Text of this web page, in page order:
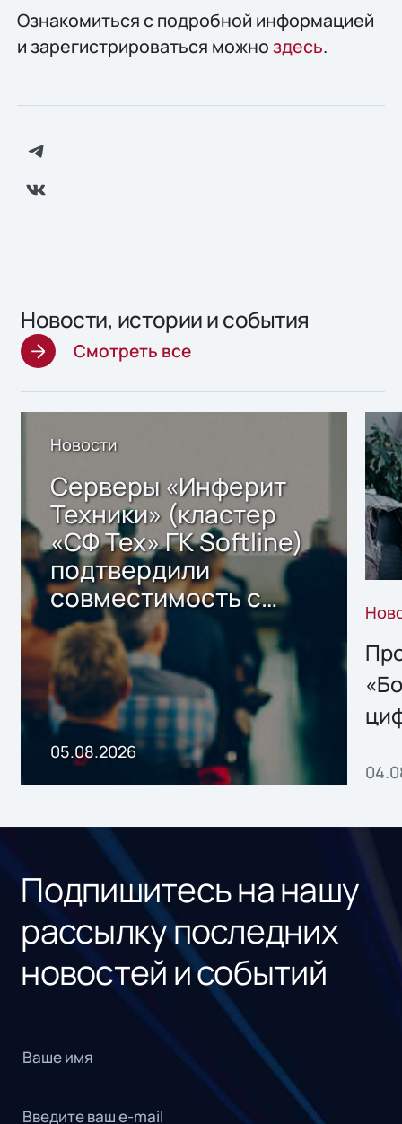
Ознакомиться с подробной информацией
и зарегистрироваться можноздесь.
Новости, истории и события
Смотреть все
Новости
Серверы «Инферит
Техники» (кластер
«СФ Тех» ГК Softline)
подтвердили
совместимость с
решением Sharx
Storage 2.x для
хранения данных
05.08.2026
Подпишитесь на нашу
рассылку последних
новостей и событий